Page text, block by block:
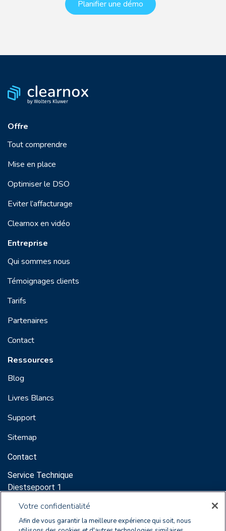
Planifier une démo
Offre
Tout comprendre
Mise en place
Optimiser le DSO
Eviter l’affacturage
Clearnox en vidéo
Entreprise
Qui sommes nous
Témoignages clients
Tarifs
Partenaires
Contact
Ressources
Blog
Livres Blancs
Support
Sitemap
Contact
Service Technique
Diestsepoort 1
Support:
sales@clearnox.com
Votre confidentialité
Afin de vous garantir la meilleure expérience qui soit, nous